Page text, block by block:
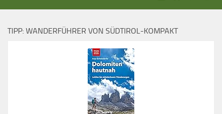
TIPP: WANDERFÜHRER VON SÜDTIROL-KOMPAKT